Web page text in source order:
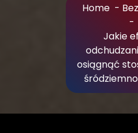
Home-
-
Jakie
osiągnąć